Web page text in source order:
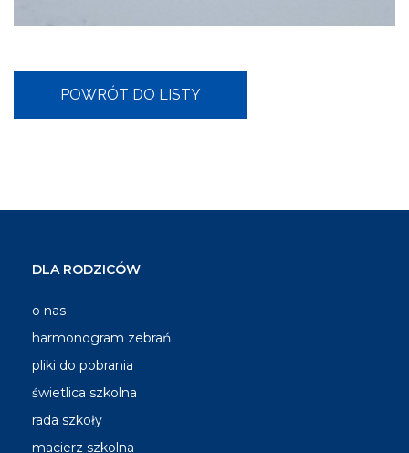
DLA RODZICÓW
o nas
harmonogram zebrań
pliki do pobrania
świetlica szkolna
rada szkoły
macierz szkolna